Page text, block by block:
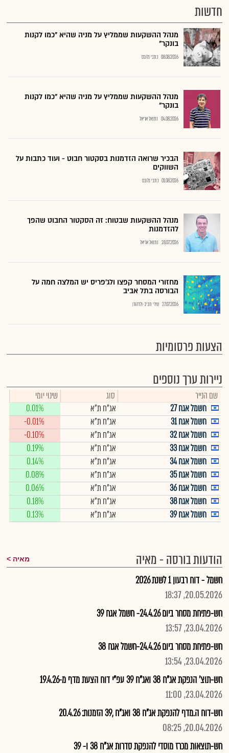
חדשות
מנהל ההשקעות שממליץ על מניה שהיא "כמו לקנות
בונקר"
08.08.2026 כתבי גלובס
מנהל ההשקעות שממליץ על מניה שהיא "כמו לקנות
בונקר"
04.08.2026 נתנאל אריאל
הבכיר שרואה הזדמנות בסקטור חבוט - ועוד כתבות על
השווקים
01.08.2026 כתבי גלובס
מנהל ההשקעות שבטוח: זה הסקטור החבוט שהפך
להזדמנות
28.07.2026 נתנאל אריאל
מחזורי המסחר קפצו ולג'פריס יש המלצה חמה על
הבורסה בתל אביב
27.07.2026 שירי חביב-ולדהורן
הצעות פרסומיות
ניירות ערך נוספים
שם הנייר סוג
שינוי יומי
חשמל אגח 27
אג"ח ת"א
0.01%
חשמל אגח 31
אג"ח ת"א
-0.01%
חשמל אגח 32
אג"ח ת"א
-0.10%
חשמל אגח 33
אג"ח ת"א
0.19%
חשמל אגח 34
אג"ח ת"א
0.14%
חשמל אגח 35
אג"ח ת"א
0.08%
חשמל אגח 36
אג"ח ת"א
0.06%
חשמל אגח 38
אג"ח ת"א
0.18%
חשמל אגח 39
אג"ח ת"א 0.13%
הודעות בורסה - מאיה מאיה
חשמל - דוח רבעון 1 לשנת 2026
20.05.2026, 18:37
חש-פתיחת מסחר ביום 24.4.26- חשמל אגח 39
23.04.2026, 13:57
חש-פתיחת מסחר ביום 24.4.26-חשמל אגח 38
23.04.2026, 13:54
חש-תוצ' הנפקת אג"ח 38 ואג"ח 39 עפ"י דוח הצעת מדף מ-19.4.26
23.04.2026, 11:00
חש-דוח ה.מדף להנפקת אג"ח 38 ואג"ח ,39 הזמנות: 20.4.26
20.04.2026, 08:25
חש-תוצאות מכרז מוסדי להנפקת סדרות אג"ח 38 ו- 39